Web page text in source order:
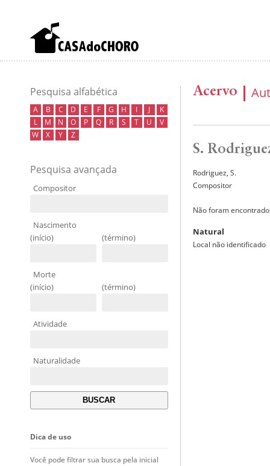
Pesquisa alfabética
A B C D E F G H I J
K
L
M N O P Q R S T U
V
W
X Y Z
Pesquisa avançada
Compositor
Nascimento
(início)
(término)
Morte
(início)
(término)
Atividade
Naturalidade
Dica de uso
Você pode filtrar sua busca pela inicial
Acervo
S.
Rodriguez, S.
Compositor
Não foram
Natural
Local não identificado